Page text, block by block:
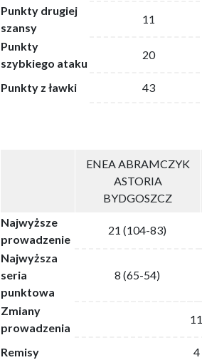
Punkty drugiej
szansy
11
Punkty
szybkiego ataku
20
Punkty z ławki 43
ENEA ABRAMCZYK
ASTORIA
BYDGOSZCZ
Najwyższe
prowadzenie
21 (104-83)
Najwyższa
seria
punktowa
8 (65-54)
Zmiany
prowadzenia
11
Remisy
4